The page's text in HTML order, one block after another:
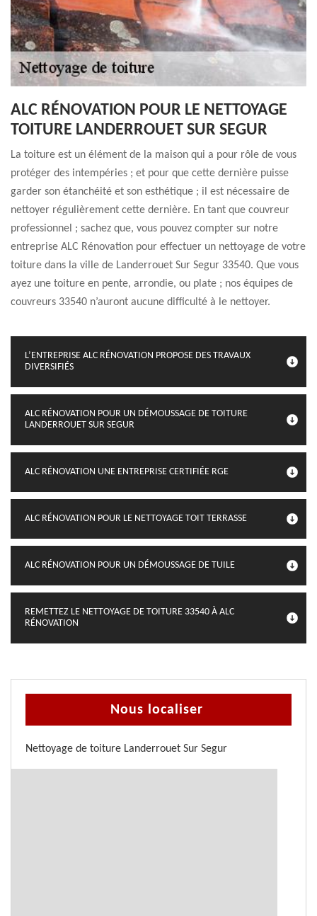
ALC RÉNOVATION POUR LE NETTOYAGE
TOITURE LANDERROUET SUR SEGUR
La toiture est un élément de la maison qui a pour rôle de vous
protéger des intempéries ; et pour que cette dernière puisse
garder son étanchéité et son esthétique ; il est nécessaire de
nettoyer régulièrement cette dernière. En tant que couvreur
professionnel ; sachez que, vous pouvez compter sur notre
entreprise ALC Rénovation pour effectuer un nettoyage de votre
toiture dans la ville de Landerrouet Sur Segur 33540. Que vous
ayez une toiture en pente, arrondie, ou plate ; nos équipes de
couvreurs 33540 n’auront aucune difficulté à le nettoyer.
L’ENTREPRISE ALC RÉNOVATION PROPOSE DES TRAVAUX
DIVERSIFIÉS
ALC RÉNOVATION POUR UN DÉMOUSSAGE DE TOITURE
LANDERROUET SUR SEGUR
ALC RÉNOVATION UNE ENTREPRISE CERTIFIÉE RGE
ALC RÉNOVATION POUR LE NETTOYAGE TOIT TERRASSE
ALC RÉNOVATION POUR UN DÉMOUSSAGE DE TUILE
REMETTEZ LE NETTOYAGE DE TOITURE 33540 À ALC
RÉNOVATION
Nous localiser
Nettoyage de toiture Landerrouet Sur Segur